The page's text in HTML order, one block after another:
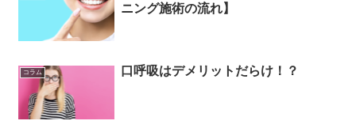
ニング施術の流れ】
コラム 口呼吸はデメリットだらけ！？